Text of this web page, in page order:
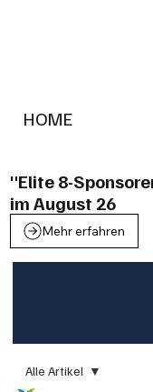
HOME
"Elite 8-
im August 26
Mehr erfahren
Alle Artikel